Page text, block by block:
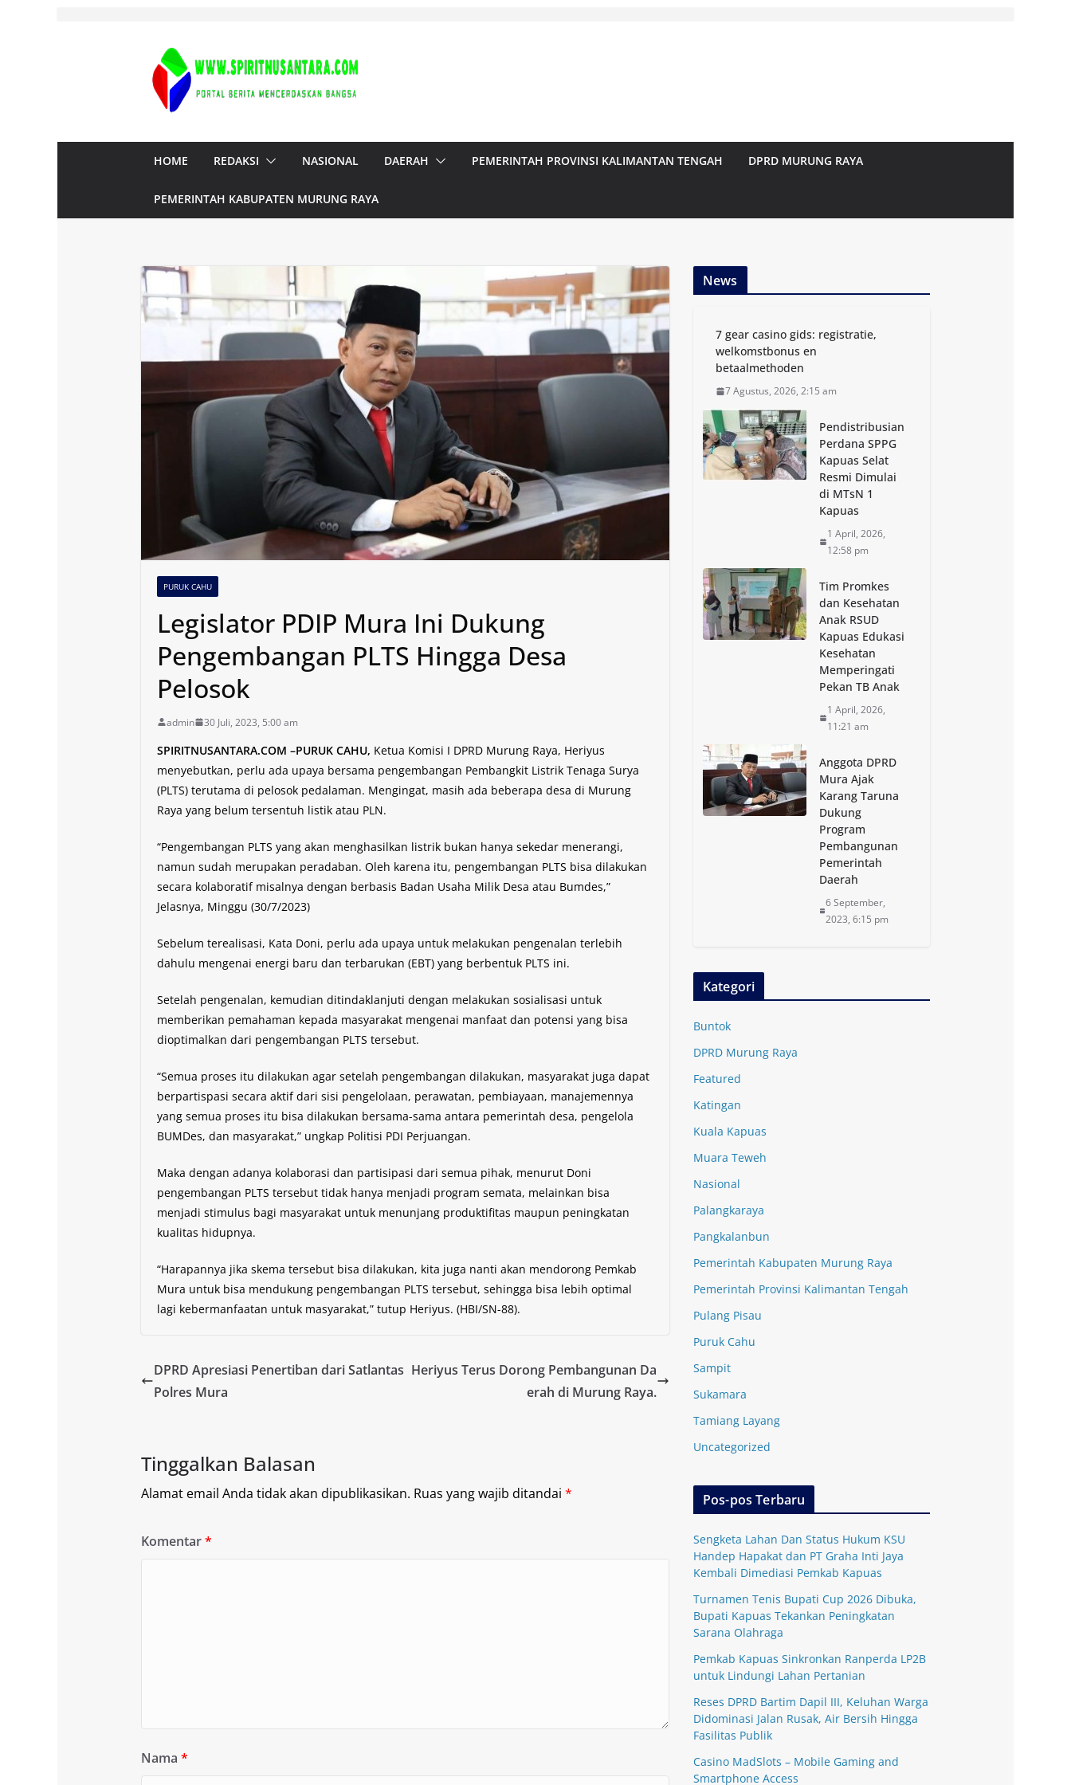
HOME REDAKSI NASIONAL DAERAH PEMERINTAH PROVINSI KALIMANTAN TENGAH DPRD MURUNG RAYA
PEMERINTAH KABUPATEN MURUNG RAYA
PURUK CAHU
Legislator PDIP Mura Ini Dukung
Pengembangan PLTS Hingga Desa
Pelosok
admin 30 Juli, 2023, 5:00 am
SPIRITNUSANTARA.COM –PURUK CAHU, Ketua Komisi I DPRD Murung Raya, Heriyus
menyebutkan, perlu ada upaya bersama pengembangan Pembangkit Listrik Tenaga Surya
(PLTS) terutama di pelosok pedalaman. Mengingat, masih ada beberapa desa di Murung
Raya yang belum tersentuh listik atau PLN.
“Pengembangan PLTS yang akan menghasilkan listrik bukan hanya sekedar menerangi,
namun sudah merupakan peradaban. Oleh karena itu, pengembangan PLTS bisa dilakukan
secara kolaboratif misalnya dengan berbasis Badan Usaha Milik Desa atau Bumdes,”
Jelasnya, Minggu (30/7/2023)
Sebelum terealisasi, Kata Doni, perlu ada upaya untuk melakukan pengenalan terlebih
dahulu mengenai energi baru dan terbarukan (EBT) yang berbentuk PLTS ini.
Setelah pengenalan, kemudian ditindaklanjuti dengan melakukan sosialisasi untuk
memberikan pemahaman kepada masyarakat mengenai manfaat dan potensi yang bisa
dioptimalkan dari pengembangan PLTS tersebut.
“Semua proses itu dilakukan agar setelah pengembangan dilakukan, masyarakat juga dapat
berpartispasi secara aktif dari sisi pengelolaan, perawatan, pembiayaan, manajemennya
yang semua proses itu bisa dilakukan bersama-sama antara pemerintah desa, pengelola
BUMDes, dan masyarakat,” ungkap Politisi PDI Perjuangan.
Maka dengan adanya kolaborasi dan partisipasi dari semua pihak, menurut Doni
pengembangan PLTS tersebut tidak hanya menjadi program semata, melainkan bisa
menjadi stimulus bagi masyarakat untuk menunjang produktifitas maupun peningkatan
kualitas hidupnya.
“Harapannya jika skema tersebut bisa dilakukan, kita juga nanti akan mendorong Pemkab
Mura untuk bisa mendukung pengembangan PLTS tersebut, sehingga bisa lebih optimal
lagi kebermanfaatan untuk masyarakat,” tutup Heriyus. (HBI/SN-88).
DPRD Apresiasi Penertiban dari Satlantas
Polres Mura
Heriyus Terus Dorong Pembangunan Da
erah di Murung Raya.
Tinggalkan Balasan
Alamat email Anda tidak akan dipublikasikan. Ruas yang wajib ditandai *
Komentar*
Nama *
News
7 gear casino gids: registratie,
welkomstbonus en
betaalmethoden
7 Agustus, 2026, 2:15 am
Pendistribusian
Perdana SPPG
Kapuas Selat
Resmi Dimulai
di MTsN 1
Kapuas
1 April, 2026,
12:58 pm
Tim Promkes
dan Kesehatan
Anak RSUD
Kapuas Edukasi
Kesehatan
Memperingati
Pekan TB Anak
1 April, 2026,
11:21 am
Anggota DPRD
Mura Ajak
Karang Taruna
Dukung
Program
Pembangunan
Pemerintah
Daerah
6 September,
2023, 6:15 pm
Kategori
Buntok
DPRD Murung Raya
Featured
Katingan
Kuala Kapuas
Muara Teweh
Nasional
Palangkaraya
Pangkalanbun
Pemerintah Kabupaten Murung Raya
Pemerintah Provinsi Kalimantan Tengah
Pulang Pisau
Puruk Cahu
Sampit
Sukamara
Tamiang Layang
Uncategorized
Pos-pos Terbaru
Sengketa Lahan Dan Status Hukum KSU
Handep Hapakat dan PT Graha Inti Jaya
Kembali Dimediasi Pemkab Kapuas
Turnamen Tenis Bupati Cup 2026 Dibuka,
Bupati Kapuas Tekankan Peningkatan
Sarana Olahraga
Pemkab Kapuas Sinkronkan Ranperda LP2B
untuk Lindungi Lahan Pertanian
Reses DPRD Bartim Dapil III, Keluhan Warga
Didominasi Jalan Rusak, Air Bersih Hingga
Fasilitas Publik
Casino MadSlots – Mobile Gaming and
Smartphone Access